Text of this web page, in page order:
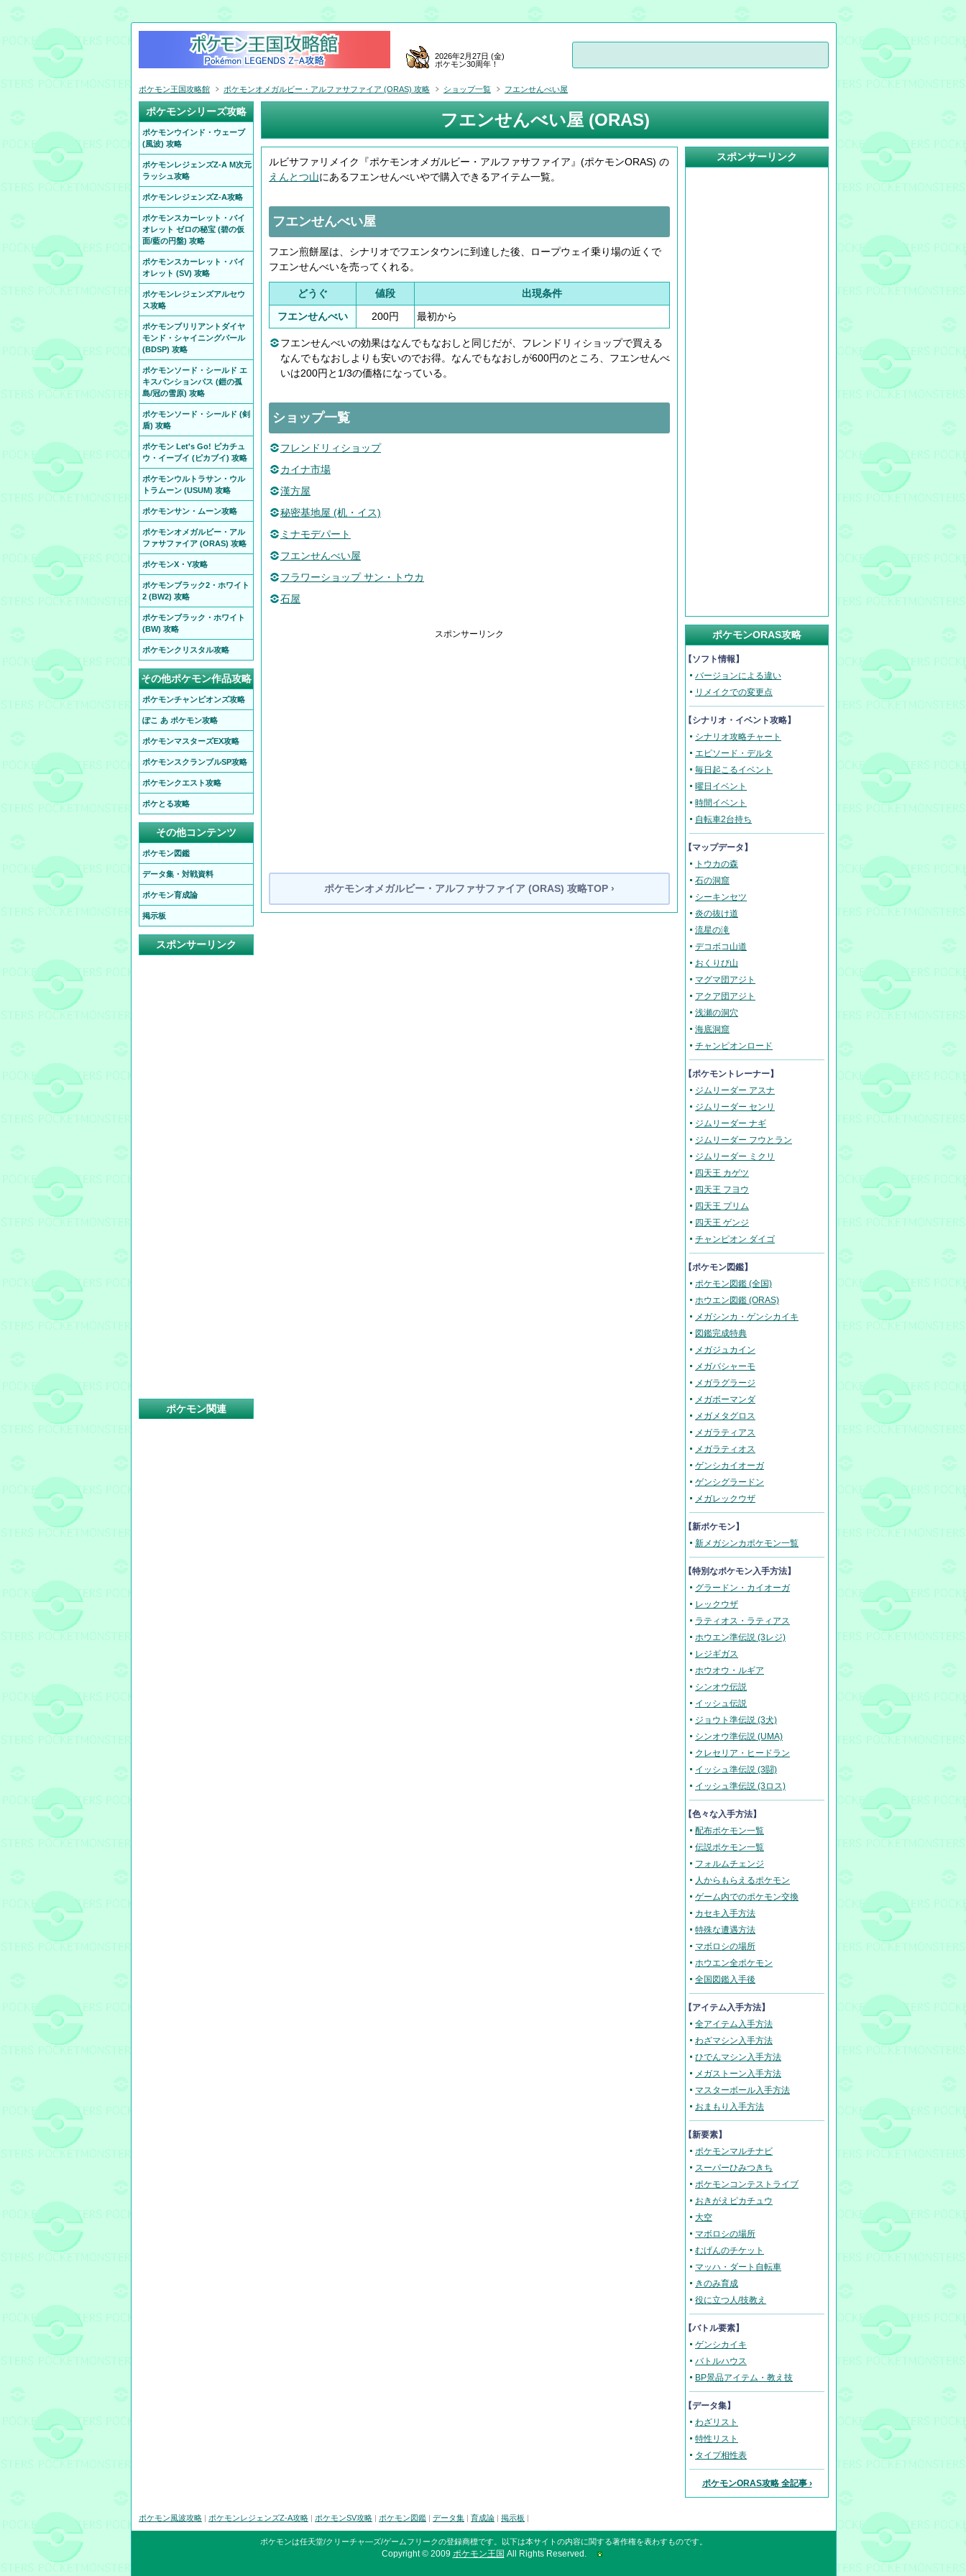
フエンせんべい屋 (ORAS)
ルビサファリメイク『ポケモンオメガルビー・アルファサファイア』(ポケモンORAS) の
えんとつ山にあるフエンせんべいやで購入できるアイテム一覧。
フエンせんべい屋
フエン煎餅屋は、シナリオでフエンタウンに到達した後、ロープウェイ乗り場の近くで
フエンせんべいを売ってくれる。
どうぐ 値段
出現条件
フエンせんべい
200円 最初から
フエンせんべいの効果はなんでもなおしと同じだが、フレンドリィショップで買える
なんでもなおしよりも安いのでお得。なんでもなおしが600円のところ、フエンせんべ
いは200円と1/3の価格になっている。
ショップ一覧
フレンドリィショップ
カイナ市場
漢方屋
秘密基地屋 (机・イス)
ミナモデパート
フエンせんべい屋
フラワーショップ サン・トウカ
石屋
スポンサーリンク
ポケモンオメガルビー・アルファサファイア (ORAS) 攻略TOP ›
スポンサーリンク
ポケモンORAS攻略
【ソフト情報】
バージョンによる違い
リメイクでの変更点
【シナリオ・イベント攻略】
シナリオ攻略チャート
エピソード・デルタ
毎日起こるイベント
曜日イベント
時間イベント
自転車2台持ち
【マップデータ】
トウカの森
石の洞窟
シーキンセツ
炎の抜け道
流星の滝
デコボコ山道
おくりび山
マグマ団アジト
アクア団アジト
浅瀬の洞穴
海底洞窟
チャンピオンロード
【ポケモントレーナー】
ジムリーダー アスナ
ジムリーダー センリ
ジムリーダー ナギ
ジムリーダー フウとラン
ジムリーダー ミクリ
四天王 カゲツ
四天王 フヨウ
四天王 プリム
四天王 ゲンジ
チャンピオン ダイゴ
【ポケモン図鑑】
ポケモン図鑑 (全国)
ホウエン図鑑 (ORAS)
メガシンカ・ゲンシカイキ
図鑑完成特典
メガジュカイン
メガバシャーモ
メガラグラージ
メガボーマンダ
メガメタグロス
メガラティアス
メガラティオス
ゲンシカイオーガ
ゲンシグラードン
メガレックウザ
【新ポケモン】
新メガシンカポケモン一覧
【特別なポケモン入手方法】
グラードン・カイオーガ
レックウザ
ラティオス・ラティアス
ホウエン準伝説 (3レジ)
レジギガス
ホウオウ・ルギア
シンオウ伝説
イッシュ伝説
ジョウト準伝説 (3犬)
シンオウ準伝説 (UMA)
クレセリア・ヒードラン
イッシュ準伝説 (3闘)
イッシュ準伝説 (3ロス)
【色々な入手方法】
配布ポケモン一覧
伝説ポケモン一覧
フォルムチェンジ
人からもらえるポケモン
ゲーム内でのポケモン交換
カセキ入手方法
特殊な遭遇方法
マボロシの場所
ホウエン全ポケモン
全国図鑑入手後
【アイテム入手方法】
全アイテム入手方法
わざマシン入手方法
ひでんマシン入手方法
メガストーン入手方法
マスターボール入手方法
おまもり入手方法
【新要素】
ポケモンマルチナビ
スーパーひみつきち
ポケモンコンテストライブ
おきがえピカチュウ
大空
マボロシの場所
むげんのチケット
マッハ・ダート自転車
きのみ育成
役に立つ人/技教え
【バトル要素】
ゲンシカイキ
バトルハウス
BP景品アイテム・教え技
【データ集】
わざリスト
特性リスト
タイプ相性表
ポケモンORAS攻略 全記事 ›
2026年2月27日 (金)
ポケモン30周年！
ポケモン王国攻略館 ポケモンオメガルビー・アルファサファイア (ORAS) 攻略 ショップ一覧 フエンせんべい屋
ポケモンシリーズ攻略
ポケモンウインド・ウェーブ
(風波) 攻略
ポケモンレジェンズZ-A M次元
ラッシュ攻略
ポケモンレジェンズZ-A攻略
ポケモンスカーレット・バイ
オレット ゼロの秘宝 (碧の仮
面/藍の円盤) 攻略
ポケモンスカーレット・バイ
オレット (SV) 攻略
ポケモンレジェンズアルセウ
ス攻略
ポケモンブリリアントダイヤ
モンド・シャイニングパール
(BDSP) 攻略
ポケモンソード・シールド エ
キスパンションパス (鎧の孤
島/冠の雪原) 攻略
ポケモンソード・シールド (剣
盾) 攻略
ポケモン Let's Go! ピカチュ
ウ・イーブイ (ピカブイ) 攻略
ポケモンウルトラサン・ウル
トラムーン (USUM) 攻略
ポケモンサン・ムーン攻略
ポケモンオメガルビー・アル
ファサファイア (ORAS) 攻略
ポケモンX・Y攻略
ポケモンブラック2・ホワイト
2 (BW2) 攻略
ポケモンブラック・ホワイト
(BW) 攻略
ポケモンクリスタル攻略
その他ポケモン作品攻略
ポケモンチャンピオンズ攻略
ぽこ あ ポケモン攻略
ポケモンマスターズEX攻略
ポケモンスクランブルSP攻略
ポケモンクエスト攻略
ポケとる攻略
その他コンテンツ
ポケモン図鑑
データ集・対戦資料
ポケモン育成論
掲示板
スポンサーリンク
ポケモン関連
ポケモン風波攻略 | ポケモンレジェンズZ-A攻略 | ポケモンSV攻略 | ポケモン図鑑 | データ集 | 育成論 | 掲示板 |
ポケモンは任天堂/クリーチャ―ズ/ゲームフリークの登録商標です。 以下は本サイトの内容に関する著作権を表わすものです。
Copyright © 2009 ポケモン王国 All Rights Reserved.